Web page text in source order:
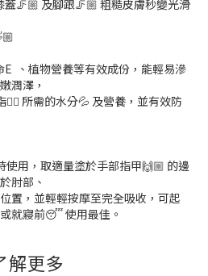
🦵🏼 及腳跟🦵🏼 粗糙皮膚秒變光滑
、植物營養等有效成份，能輕易滲
潤澤，
所需的水分💦 及營養，並有效防
使用，取適量塗於手部指甲🙌🏼 的邊
肘部、
置，並輕輕按摩至完全吸收，可起
就寢前😴 使用最佳。
解更多